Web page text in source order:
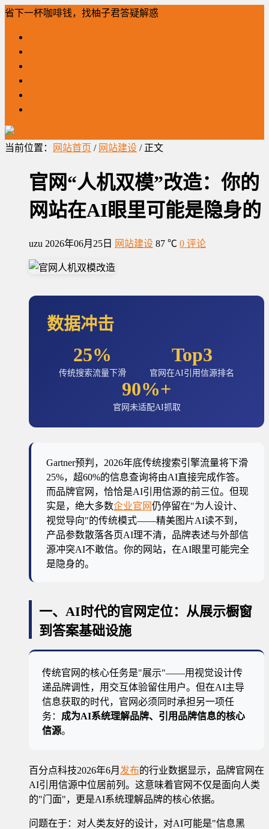
省下一杯咖啡钱，找柚子君答疑解惑
当前位置： 网站首页 / 网站建设 / 正文
官网“人机双模”改造：你的
网站在AI眼里可能是隐身的
uzu 2026年06月25日 网站建设 87 ℃ 0 评论
数据冲击
25%
传统搜索流量下滑
Top3
官网在AI引用信源排名
90%+
官网未适配AI抓取
Gartner预判，2026年底传统搜索引擎流量将下滑
25%，超60%的信息查询将由AI直接完成作答。
而品牌官网，恰恰是AI引用信源的前三位。但现
实是，绝大多数企业官网仍停留在"为人设计、
视觉导向"的传统模式——精美图片AI读不到，
产品参数散落各页AI理不清，品牌表述与外部信
源冲突AI不敢信。你的网站，在AI眼里可能完全
是隐身的。
一、AI时代的官网定位：从展示橱窗
到答案基础设施
传统官网的核心任务是"展示"——用视觉设计传
递品牌调性，用交互体验留住用户。但在AI主导
信息获取的时代，官网必须同时承担另一项任
务： 成为AI系统理解品牌、引用品牌信息的核心
信源。
百分点科技2026年6月 发布的行业数据显示，品牌官网在
AI引用信源中位居前列。这意味着官网不仅是面向人类
的"门面"，更是AI系统理解品牌的核心依据。
问题在于：对人类友好的设计，对AI可能是"信息黑